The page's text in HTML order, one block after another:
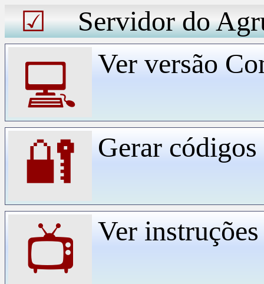
☑ Servidor do
💻 Ver versão
🔐 Gerar
📺 Ver